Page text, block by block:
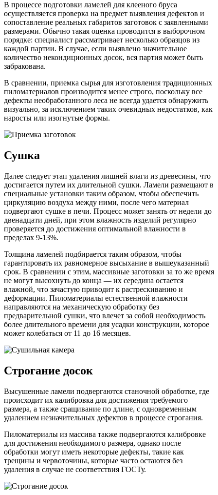
В процессе подготовки ламелей для клееного бруса
осуществляется проверка на предмет выявления дефектов и
сопоставление реальных габаритов заготовок с заявленными
размерами. Обычно такая оценка проводится в выборочном
порядке: специалист рассматривает несколько образцов из
каждой партии. В случае, если выявлено значительное
количество некондиционных досок, вся партия может быть
забракована.
В сравнении, приемка сырья для изготовления традиционных
пиломатериалов производится менее строго, поскольку все
дефекты необработанного леса не всегда удается обнаружить
визуально, за исключением таких очевидных недостатков, как
наросты или изогнутые формы.
Сушка
Далее следует этап удаления лишней влаги из древесины, что
достигается путем их длительной сушки. Ламели размещают в
специальные установки таким образом, чтобы обеспечить
циркуляцию воздуха между ними, после чего материал
подвергают сушке в печи. Процесс может занять от недели до
двенадцати дней, при этом влажность изделий регулярно
проверяется до достижения оптимальной влажности в
пределах 9-13%.
Толщина ламелей подбирается таким образом, чтобы
гарантировать их равномерное высыхание в вышеуказанный
срок. В сравнении с этим, массивные заготовки за то же время
не могут высохнуть до конца — их середина остается
влажной, что зачастую приводит к растрескиванию и
деформации. Пиломатериалы естественной влажности
направляются на механическую обработку без
предварительной сушки, что влечет за собой необходимость
более длительного времени для усадки конструкции, которое
может колебаться от 11 до 16 месяцев.
Строгание досок
Высушенные ламели подвергаются станочной обработке, где
происходит их калибровка для достижения требуемого
размера, а также сращивание по длине, с одновременным
удалением незначительных дефектов в процессе строгания.
Пиломатериалы из массива также подвергаются калибровке
для достижения необходимого размера, однако после
обработки могут иметь некоторые дефекты, такие как
трещины и червоточины, которые часто остаются без
удаления в случае не соответствия ГОСТу.